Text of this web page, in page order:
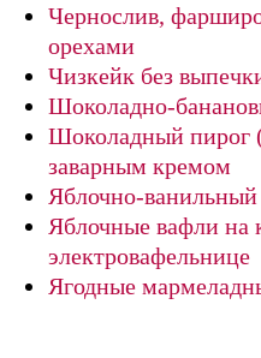
Чернослив,
орехами
Чизкейк без
Шоколадно-
Шоколадный пирог
заварным кремом
Яблочно-
Яблочные вафли на
электровафельнице
Ягодные